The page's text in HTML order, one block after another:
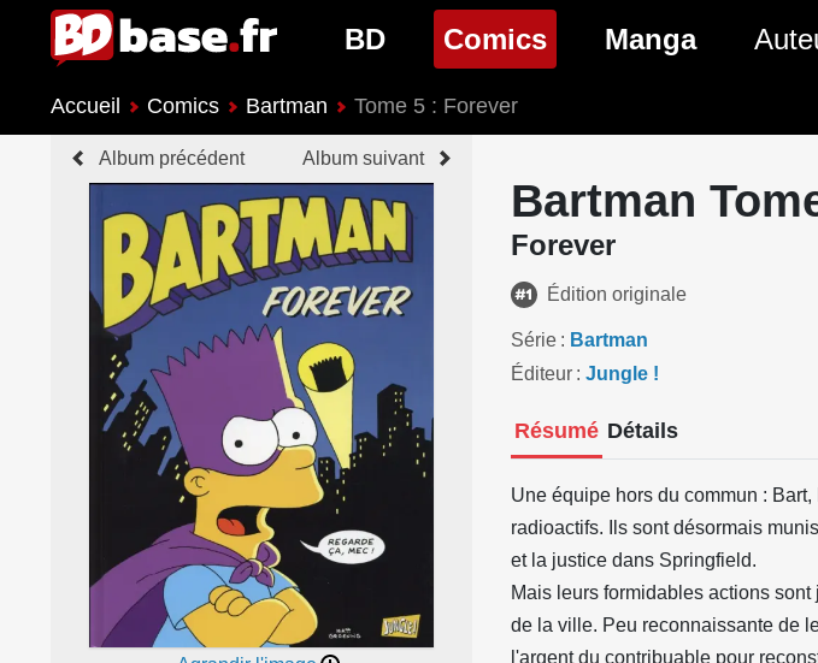
BD
Nouveautés BD
Prochaines sorties BD
Genres BD
Comics(page courante)
Nouveautés Comics
Genres Comics
Manga
Accueil Comics Bartman Tome 5 : Forever
Album précédent Album suivant
Bartman
Forever
Édition originale
Série
Bartman
Éditeur
Jungle !
Résumé Détails
Une équipe hors du commun :
radioactifs. Ils sont désormais
et la justice dans Springfield.
Mais leurs formidables actions
de la ville. Peu reconnaissante de
l'argent du contribuable pour